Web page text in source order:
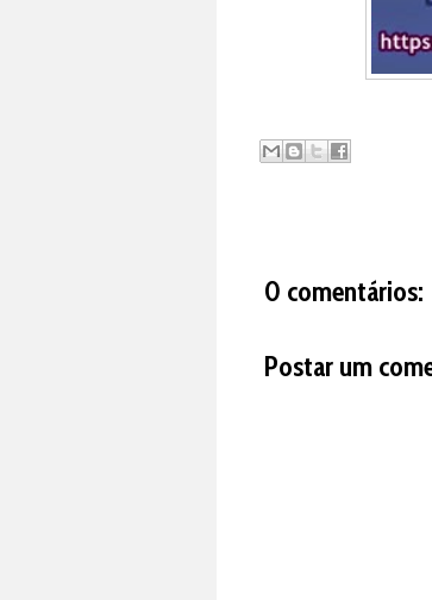
0 comentários:
Postar um